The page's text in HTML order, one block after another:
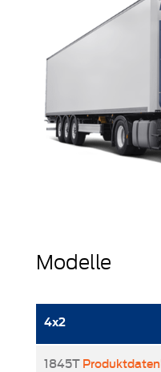
Modelle
4x2
1845T